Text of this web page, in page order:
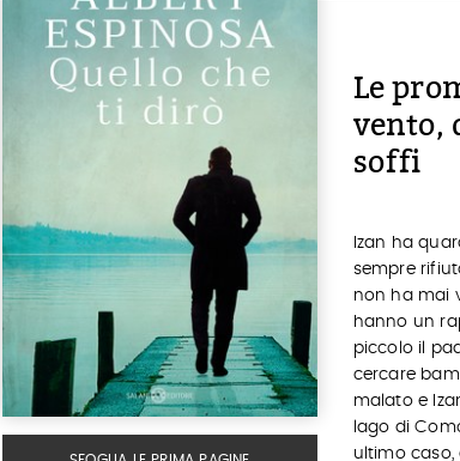
Le
vento,
soffi
Izan ha
sempre
non ha mai
hanno un
piccolo il
cercare
malato e
lago di
ultimo caso,